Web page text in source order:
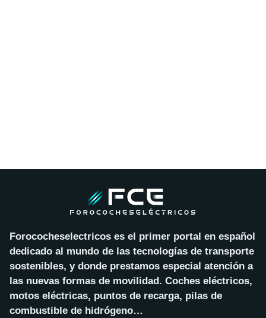
Forococheselectricos es el primer portal en español
dedicado al mundo de las tecnologías de transporte
sostenibles, y donde prestamos especial atención a
las nuevas formas de movilidad. Coches eléctricos,
motos eléctricas, puntos de recarga, pilas de
combustible de hidrógeno…